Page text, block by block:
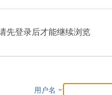
先登录后才能继续浏览
用户名